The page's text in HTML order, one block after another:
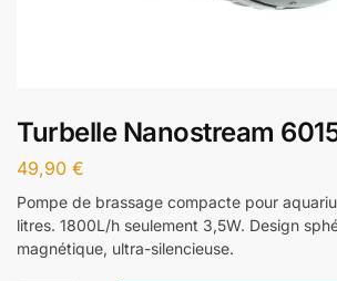
Turbelle Nanostream
49,90 €
Pompe de brassage compacte pour
litres. 1800L/h seulement 3,5W. Design
magnétique, ultra-silencieuse.